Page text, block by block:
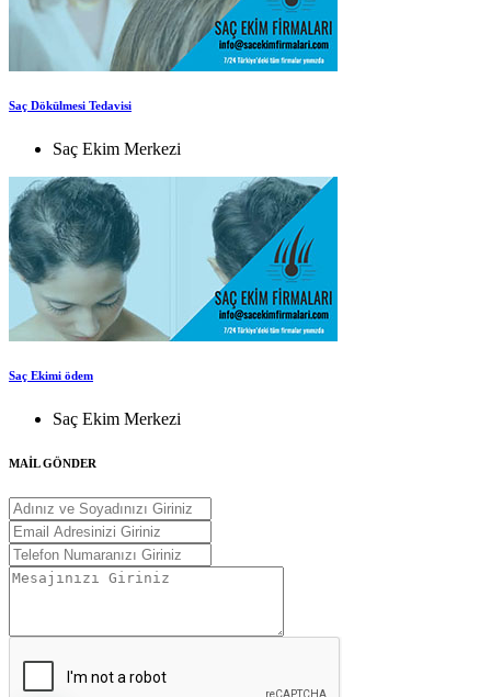
Saç Dökülmesi Tedavisi
Saç Ekim Merkezi
Saç Ekimi ödem
Saç Ekim Merkezi
MAİL GÖNDER